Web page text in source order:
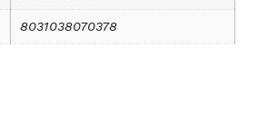
8031038070378